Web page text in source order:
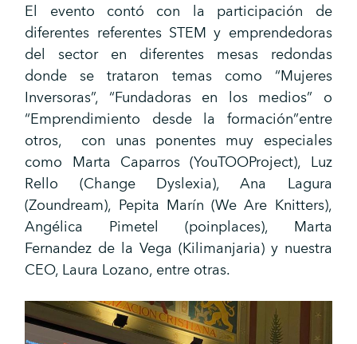
El evento contó con la participación de
diferentes referentes STEM y emprendedoras
del sector en diferentes mesas redondas
donde se trataron temas como “Mujeres
Inversoras”, “Fundadoras en los medios” o
“Emprendimiento desde la formación”entre
otros, con unas ponentes muy especiales
como Marta Caparros (YouTOOProject), Luz
Rello (Change Dyslexia), Ana Lagura
(Zoundream), Pepita Marín (We Are Knitters),
Angélica Pimetel (poinplaces), Marta
Fernandez de la Vega (Kilimanjaria) y nuestra
CEO, Laura Lozano, entre otras.